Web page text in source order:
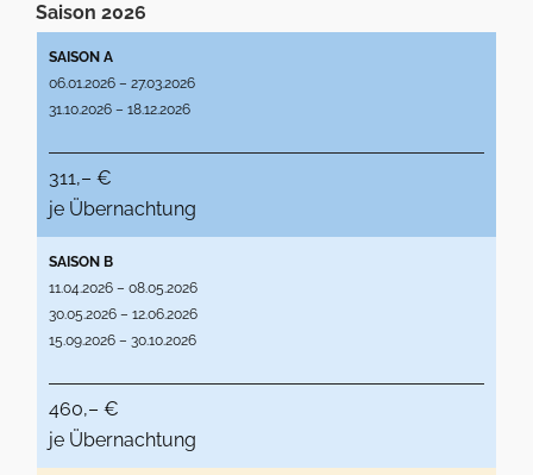
Saison 2026
SAISON A
06.01.2026 – 27.03.2026
31.10.2026 – 18.12.2026
311,– €
je Übernachtung
SAISON B
11.04.2026 – 08.05.2026
30.05.2026 – 12.06.2026
15.09.2026 – 30.10.2026
460,– €
je Übernachtung